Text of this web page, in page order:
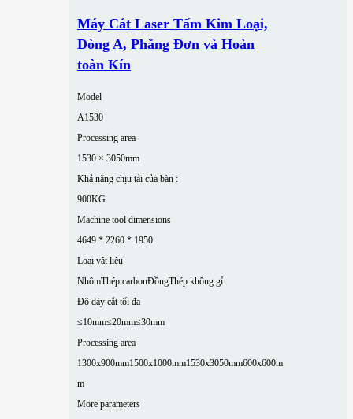
Máy Cắt Laser Tấm Kim Loại,
Dòng A, Phẳng Đơn và Hoàn
toàn Kín
Model
A1530
Processing area
1530 × 3050mm
Khả năng chịu tải của bàn :
900KG
Machine tool dimensions
4649 * 2260 * 1950
Loại vật liệu
NhômThép carbonĐồngThép không gỉ
Độ dày cắt tối đa
≤10mm≤20mm≤30mm
Processing area
1300x900mm1500x1000mm1530x3050mm600x600m
m
More parameters